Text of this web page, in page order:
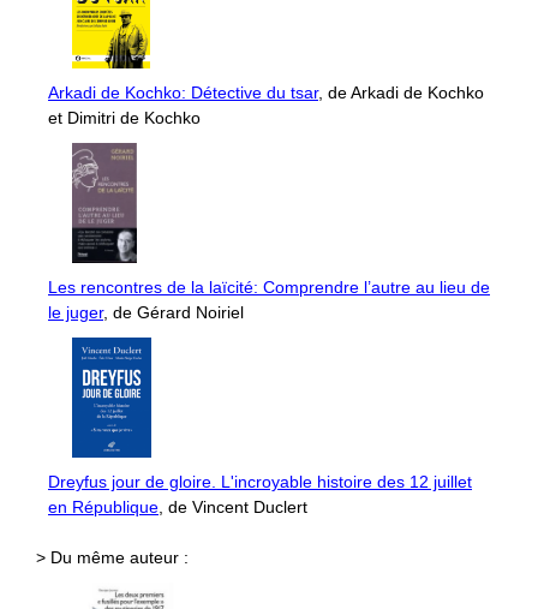
Arkadi de Kochko: Détective du tsar, de Arkadi de Kochko
et Dimitri de Kochko
Les rencontres de la laïcité: Comprendre l’autre au lieu de
le juger, de Gérard Noiriel
Dreyfus jour de gloire. L'incroyable histoire des 12 juillet
en République, de Vincent Duclert
> Du même auteur :